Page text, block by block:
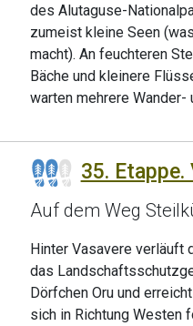
des Alutaguse-
zumeist kleine Seen
macht). An feuchteren
Bäche und kleinere
warten mehrere
35. Etappe.
Auf dem Weg
Hinter Vasavere verläuft
das
Dörfchen Oru und
sich in Richtung Westen